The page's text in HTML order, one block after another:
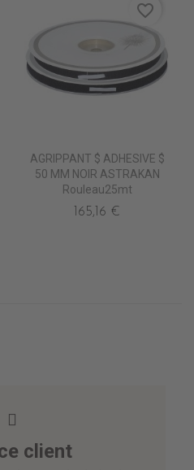
AGRIPPANT $ ADHESIVE $
50 MM NOIR ASTRAKAN
Rouleau25mt
165,16 €
favorite_border
client